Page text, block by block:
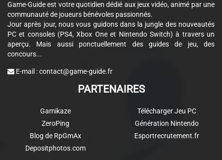
Game-Guide est votre quotidien dédié aux jeux vidéo, animé par une
communauté de joueurs bénévoles passionnés.
Jour après jour, nous vous guidons dans la jungle des nouveautés
PC et consoles (PS4, Xbox One et Nintendo Switch) à travers un
aperçu. Mais aussi ponctuellement des guides de jeu, des
concours...
E-mail :contact@game-guide.fr
PARTENAIRES
Gamikaze
ZeroPing
Blog de RpGmAx
Depositphotos.com
Télécharger Jeu PC
Génération Nintendo
Esportrecrutement.fr